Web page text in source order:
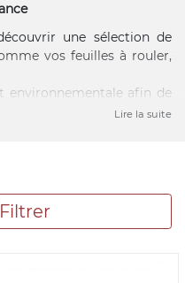
une sélection de
vos feuilles à rouler,
environnementale afin de
en France, notre
collectionneurs,
faire « Français » mais
de votre achat
Lire la suite